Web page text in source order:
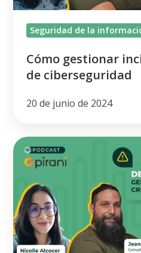
Seguridad de la
Cómo gestionar
de ciberseguridad
20 de junio de 2024
Desafíos
incidentes
críticos
de
ciberseguridad